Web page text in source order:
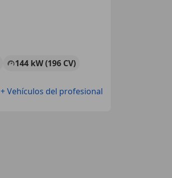
144 kW (196 CV)
+ Vehículos del profesional